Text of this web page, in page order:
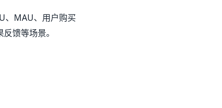
、MAU、用户购买
馈等场景。